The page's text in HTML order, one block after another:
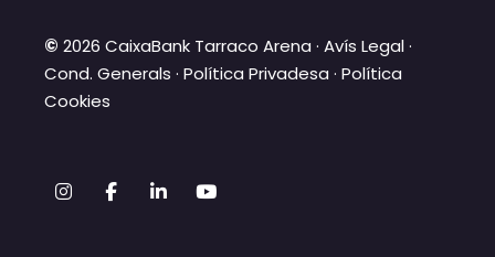
© 2026 CaixaBank Tarraco Arena ·Avís Legal·
Cond. Generals ·Política Privadesa ·Política
Cookies